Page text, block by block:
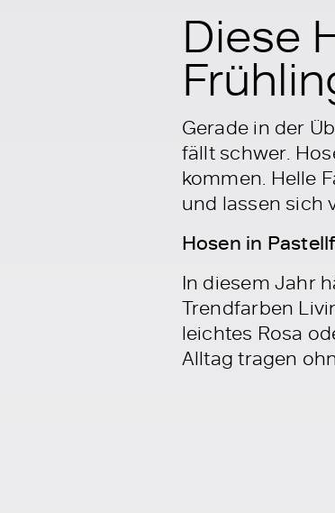
Diese
Gerade in der
fällt schwer.
kommen. Helle
und lassen sich
Hosen in
In diesem Jahr
Trendfarben
leichtes Rosa
Alltag tragen